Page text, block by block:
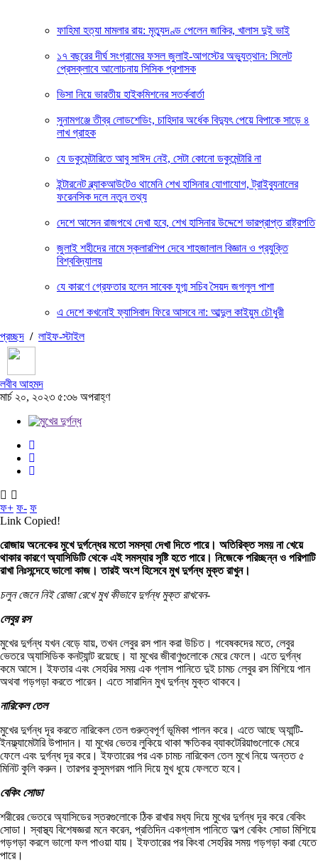
ফাহিমা হত্যা মামলার রায়: মৃত্যুদণ্ড পেলেন জাকির, খালাস দুই ভাই
১৭ বছরের দীর্ঘ সংগ্রামের ফসল জুলাই-আগস্টের অভ্যুত্থান: সিলেট
প্রেসক্লাবে আলোচনায় সিসিক প্রশাসক
ভিসা নিয়ে ভারতীয় হাইকমিশনের সতর্কবার্তা
সুনামগঞ্জে তীব্র লোডশেডিং, চাহিদার অর্ধেক বিদ্যুৎ পেয়ে বিপাকে সাড়ে ৪
লাখ গ্রাহক
যে ডকুমেন্টারিতে আবু সাঈদ নেই, সেটা কোনো ডকুমেন্টারি না
ইন্টারনেট ব্ল্যাকআউটেও থামেনি শেখ হাসিনার যোগাযোগ, ট্রাইব্যুনালের
ফরেনসিক দলে নতুন তথ্য
দেশে আসেন রাজপথে দেখা হবে, শেখ হাসিনার উদ্দেশে ভারপ্রাপ্ত রাষ্ট্রপতি
জুলাই শহীদের নামে স্কলারশিপ দেবে শাহজালাল বিজ্ঞান ও প্রযুক্তি
বিশ্ববিদ্যালয়
যে কারণে গ্রেফতার হলেন সাবেক যুগ্ম সচিব সৈয়দ জগলুল পাশা
এ দেশে কখনোই ফ্যাসিবাদ ফিরে আসবে না: আব্দুল কাইয়ুম চৌধুরী
প্রচ্ছদ / লাইফ-স্টাইল
লবীব আহমদ
মার্চ ২০, ২০২৩ ৫:৩৬ অপরাহ্ণ
ফ+ ফ- ফ
Link Copied!
রোজায় অনেকের মুখে দুর্গন্ধের মতো সমস্যা দেখা দিতে পারে। অতিরিক্ত সময় না খেয়ে
থাকার কারণে অ্যাসিডিটি থেকে এই সমস্যার সৃষ্টি হতে পারে। নিজেকে পরিচ্ছন্ন ও পরিপাটি
রাখা নিঃসন্দেহে ভালো কাজ। তারই অংশ হিসেবে মুখ দুর্গন্ধ মুক্ত রাখুন।
চলুন জেনে নিই রোজা রেখে মুখ কীভাবে দুর্গন্ধ মুক্ত রাখবেন-
লেবুর রস
মুখের দুর্গন্ধ যখন বেড়ে যায়, তখন লেবুর রস পান করা উচিত। গবেষকদের মতে, লেবুর
ভেতরে অ্যাসিডিক কনট্যান্ট রয়েছে। যা মুখের জীবাণুগুলোকে মেরে ফেলে। এতে দুর্গন্ধ
কমে আসে। ইফতার এবং সেহরির সময় এক গ্লাস পানিতে দুই চামচ লেবুর রস মিশিয়ে পান
অথবা গড়গড়া করতে পারেন। এতে সারাদিন মুখ দুর্গন্ধ মুক্ত থাকবে।
নারিকেল তেল
মুখের দুর্গন্ধ দূর করতে নারিকেল তেল গুরুত্বপূর্ণ ভূমিকা পালন করে। এতে আছে অ্যান্টি-
ইনফ্ল্যামেটারি উপাদান। যা মুখের ভেতর লুকিয়ে থাকা ক্ষতিকর ব্যাকটেরিয়াগুলোকে মেরে
ফেলে এবং দুর্গন্ধ দূর করে। ইফতারের পর এক চামচ নারিকেল তেল মুখে নিয়ে অন্তত ৫
মিনিট কুলি করুন। তারপর কুসুমগরম পানি দিয়ে মুখ ধুয়ে ফেলতে হবে।
বেকিং সোডা
শরীরের ভেতরে অ্যাসিডের স্তরগুলোকে ঠিক রাখার মধ্য দিয়ে মুখের দুর্গন্ধ দূর করে বেকিং
সোডা। স্বাস্থ্য বিশেষজ্ঞরা মনে করেন, প্রতিদিন একগ্লাস পানিতে অল্প বেকিং সোডা মিশিয়ে
গড়গড়া করলে ভালো ফল পাওয়া যায়। ইফতারের পর কিংবা সেহরির সময় গড়গড়া করা যেতে
পারে।